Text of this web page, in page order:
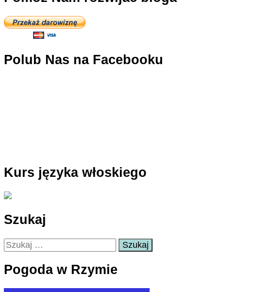
Polub Nas na Facebooku
Kurs języka włoskiego
Szukaj
Szukaj:
Pogoda w Rzymie